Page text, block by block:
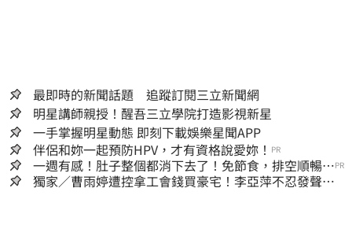
最即時的新聞話題 追蹤訂閱三立新聞網
明星講師親授！醒吾三立學院打造影視新星
一手掌握明星動態 即刻下載娛樂星聞APP
伴侶和妳一起預防HPV，才有資格說愛妳！ PR
一週有感！肚子整個都消下去了！免節食，排空順暢就
夠
PR
獨家／曹雨婷遭控拿工會錢買豪宅！李亞萍不忍發聲：